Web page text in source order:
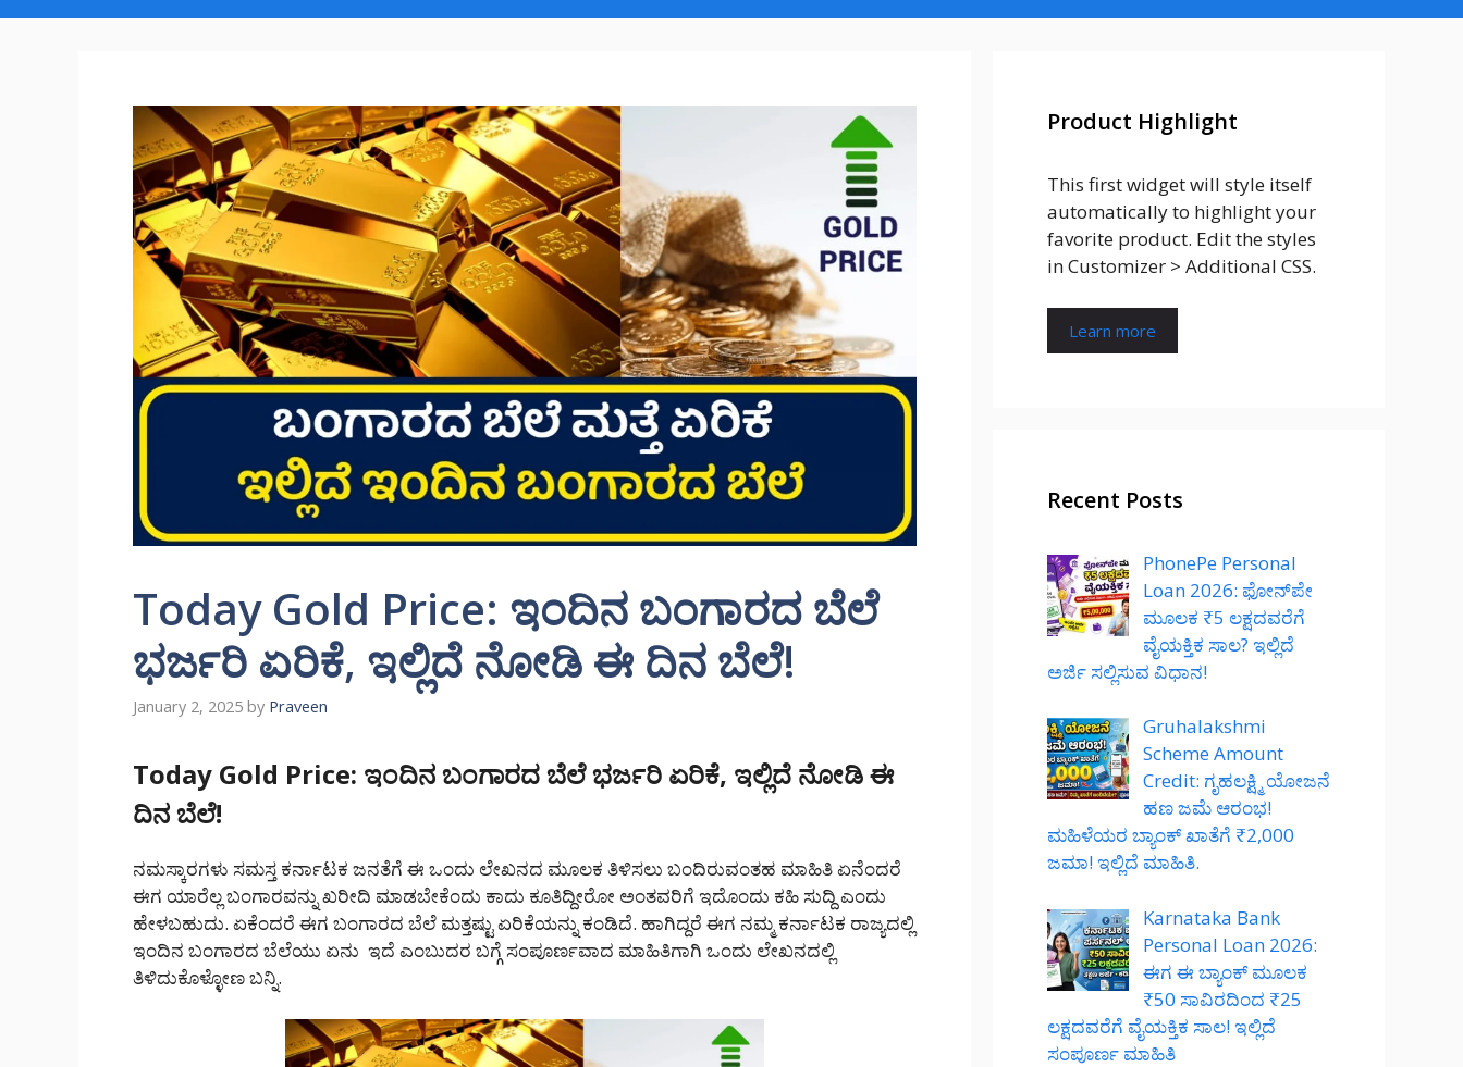
Today Gold Price: ಇಂದಿನ ಬಂಗಾರದ ಬೆಲೆ
ಭರ್ಜರಿ ಏರಿಕೆ, ಇಲ್ಲಿದೆ ನೋಡಿ ಈ ದಿನ ಬೆಲೆ!
January 2, 2025 by Praveen
Today Gold Price: ಇಂದಿನ ಬಂಗಾರದ ಬೆಲೆ ಭರ್ಜರಿ ಏರಿಕೆ, ಇಲ್ಲಿದೆ ನೋಡಿ ಈ
ದಿನ ಬೆಲೆ!
ನಮಸ್ಕಾರಗಳು ಸಮಸ್ತ ಕರ್ನಾಟಕ ಜನತೆಗೆ ಈ ಒಂದು ಲೇಖನದ ಮೂಲಕ ತಿಳಿಸಲು ಬಂದಿರುವಂತಹ ಮಾಹಿತಿ ಏನೆಂದರೆ
ಈಗ ಯಾರೆಲ್ಲ ಬಂಗಾರವನ್ನು ಖರೀದಿ ಮಾಡಬೇಕೆಂದು ಕಾದು ಕೂತಿದ್ದೀರೋ ಅಂತವರಿಗೆ ಇದೊಂದು ಕಹಿ ಸುದ್ದಿ ಎಂದು
ಹೇಳಬಹುದು. ಏಕೆಂದರೆ ಈಗ ಬಂಗಾರದ ಬೆಲೆ ಮತ್ತಷ್ಟು ಏರಿಕೆಯನ್ನು ಕಂಡಿದೆ. ಹಾಗಿದ್ದರೆ ಈಗ ನಮ್ಮ ಕರ್ನಾಟಕ ರಾಜ್ಯದಲ್ಲಿ
ಇಂದಿನ ಬಂಗಾರದ ಬೆಲೆಯು ಏನು ಇದೆ ಎಂಬುದರ ಬಗ್ಗೆ ಸಂಪೂರ್ಣವಾದ ಮಾಹಿತಿಗಾಗಿ ಒಂದು ಲೇಖನದಲ್ಲಿ
ತಿಳಿದುಕೊಳ್ಳೋಣ ಬನ್ನಿ.
Product Highlight
This first widget will style itself
automatically to highlight your
favorite product. Edit the styles
in Customizer > Additional CSS.
Learn more
Recent Posts
PhonePe Personal
Loan 2026: ಫೋನ್‌ಪೇ
ಮೂಲಕ ₹5 ಲಕ್ಷದವರೆಗೆ
ವೈಯಕ್ತಿಕ ಸಾಲ? ಇಲ್ಲಿದೆ
ಅರ್ಜಿ ಸಲ್ಲಿಸುವ ವಿಧಾನ!
Gruhalakshmi
Scheme Amount
Credit: ಗೃಹಲಕ್ಷ್ಮಿ ಯೋಜನೆ
ಹಣ ಜಮೆ ಆರಂಭ!
ಮಹಿಳೆಯರ ಬ್ಯಾಂಕ್ ಖಾತೆಗೆ ₹2,000
ಜಮಾ! ಇಲ್ಲಿದೆ ಮಾಹಿತಿ.
Karnataka Bank
Personal Loan 2026:
ಈಗ ಈ ಬ್ಯಾಂಕ್ ಮೂಲಕ
₹50 ಸಾವಿರದಿಂದ ₹25
ಲಕ್ಷದವರೆಗೆ ವೈಯಕ್ತಿಕ ಸಾಲ! ಇಲ್ಲಿದೆ
ಸಂಪೂರ್ಣ ಮಾಹಿತಿ